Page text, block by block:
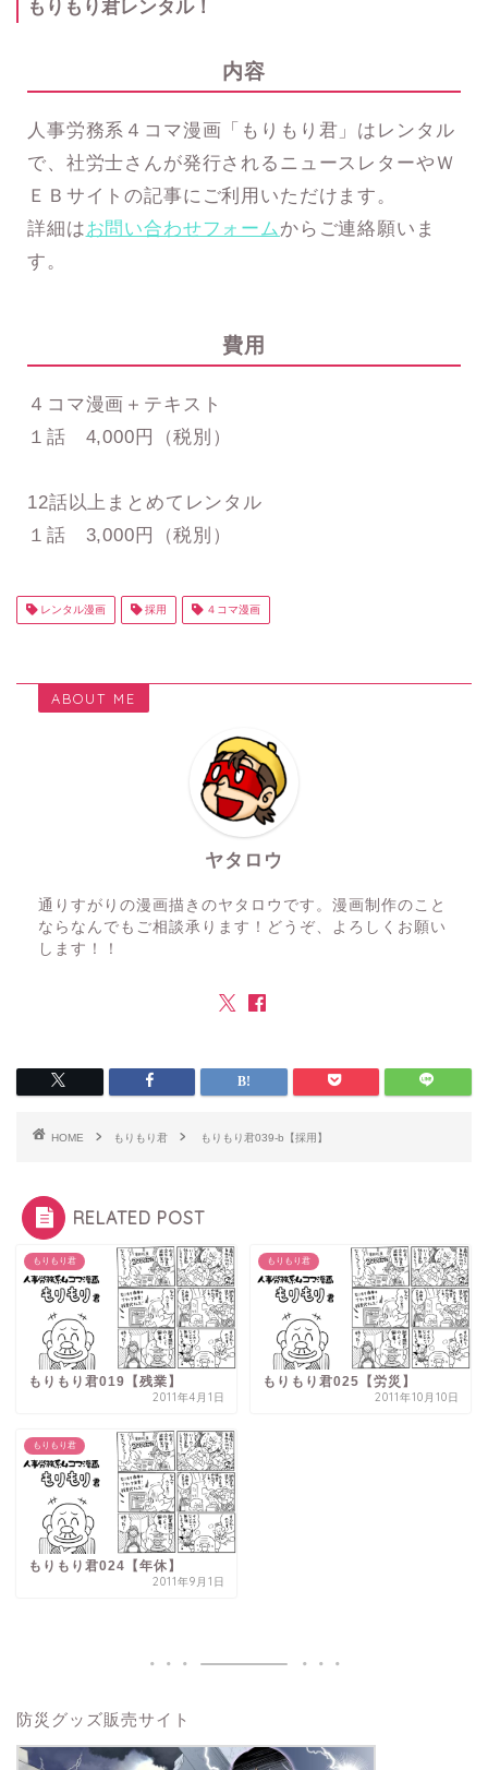
もりもり君レンタル！
内容
人事労務系４コマ漫画「もりもり君」はレンタル
で、社労士さんが発行されるニュースレターやＷ
ＥＢサイトの記事にご利用いただけます。
詳細はお問い合わせフォームからご連絡願いま
す。
費用
４コマ漫画＋テキスト
１話 4,000円（税別）
12話以上まとめてレンタル
１話 3,000円（税別）
レンタル漫画 採用 ４コマ漫画
ABOUT ME
ヤタロウ
通りすがりの漫画描きのヤタロウです。漫画制作のこと
ならなんでもご相談承ります！どうぞ、よろしくお願い
します！！
HOME もりもり君 もりもり君039-b【採用】
RELATED POST
もりもり君
もりもり君019【残業】
2011年4月1日
もりもり君
もりもり君025【労災】
2011年10月10日
もりもり君
もりもり君024【年休】
2011年9月1日
防災グッズ販売サイト